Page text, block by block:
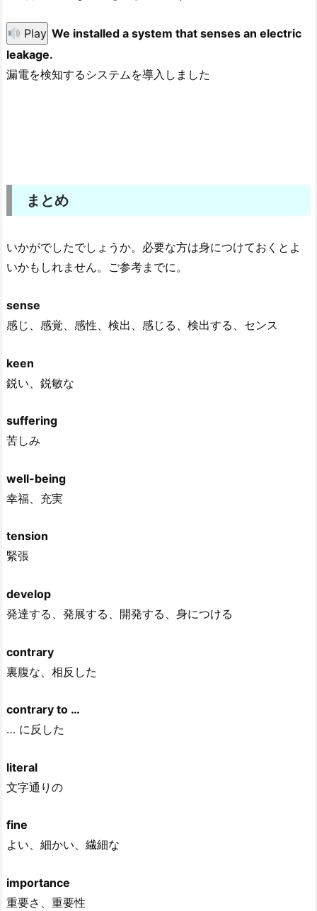
Play We installed a system that senses an electric
leakage.
漏電を検知するシステムを導入しました
まとめ
いかがでしたでしょうか。必要な方は身につけておくとよ
いかもしれません。ご参考までに。
sense
感じ、感覚、感性、検出、感じる、検出する、センス
keen
鋭い、鋭敏な
suffering
苦しみ
well-being
幸福、充実
tension
緊張
develop
発達する、発展する、開発する、身につける
contrary
裏腹な、相反した
contrary to …
… に反した
literal
文字通りの
fine
よい、細かい、繊細な
importance
重要さ、重要性